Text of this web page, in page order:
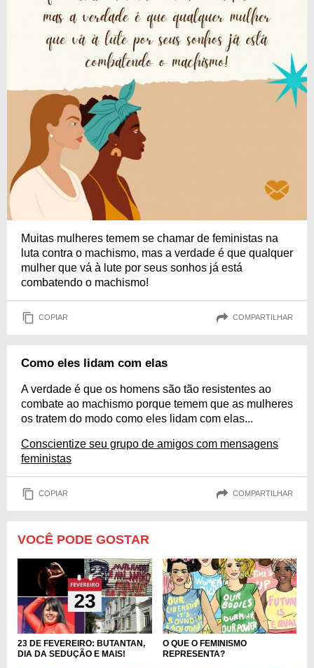
Muitas mulheres temem se chamar de feministas na
luta contra o machismo, mas a verdade é que qualquer
mulher que vá à lute por seus sonhos já está
combatendo o machismo!
COPIAR COMPARTILHAR
Como eles lidam com elas
A verdade é que os homens são tão resistentes ao
combate ao machismo porque temem que as mulheres
os tratem do modo como eles lidam com elas...
Conscientize seu grupo de amigos com mensagens
feministas
COPIAR COMPARTILHAR
VOCÊ PODE GOSTAR
23 DE FEVEREIRO: BUTANTAN,
DIA DA SEDUÇÃO E MAIS!
O QUE O FEMINISMO
REPRESENTA?